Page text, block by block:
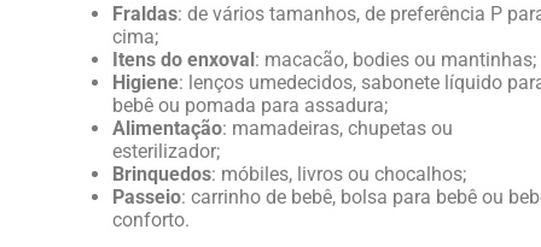
Fraldas: de vários tamanhos, de preferência P
cima;
Itens do enxoval: macacão, bodies ou mantinhas;
Higiene: lenços umedecidos, sabonete líquido
bebê ou pomada para assadura;
Alimentação: mamadeiras, chupetas ou
esterilizador;
Brinquedos: móbiles, livros ou chocalhos;
Passeio: carrinho de bebê, bolsa para bebê ou
conforto.